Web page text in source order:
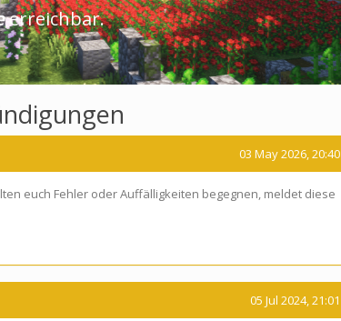
erreichbar.
03 May 2026, 20:40
euch Fehler oder Auffälligkeiten begegnen, meldet diese
05 Jul 2024, 21:01